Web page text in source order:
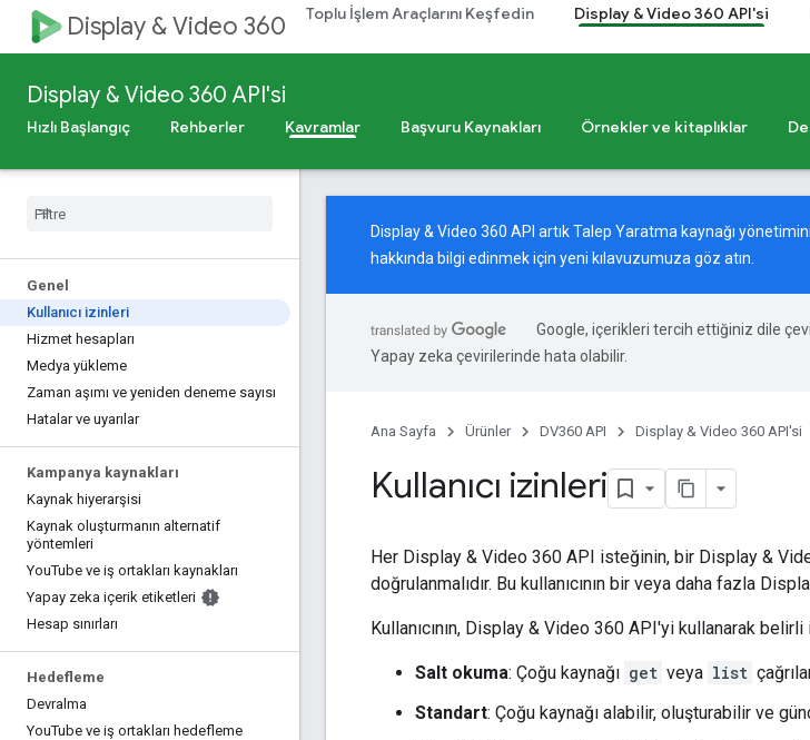
Display & Video 360 Toplu İşlem Araçlarını Keşfedin Display & Video 360 API'si
Display & Video 360 API'si
Hızlı Başlangıç Rehberler Kavramlar Başvuru Kaynakları Örnekler ve kitaplıklar
Genel
Kullanıcı izinleri
Hizmet hesapları
Medya yükleme
Zaman aşımı ve yeniden deneme sayısı
Hatalar ve uyarılar
Kampanya kaynakları
Kaynak hiyerarşisi
Kaynak oluşturmanın alternatif
yöntemleri
YouTube ve iş ortakları kaynakları
Yapay zeka içerik etiketleri
Hesap sınırları
Hedefleme
Devralma
YouTube ve iş ortakları hedefleme
Display & Video 360 API artık Talep Yaratma kaynağı
hakkında bilgi edinmek için yeni kılavuzumuza göz atın.
Google, içerikleri tercih ettiğiniz dile
Yapay zeka çevirilerinde hata olabilir.
Ana Sayfa Ürünler DV360 API Display & Video 360 API'si
Kullanıcı izinleri
Her Display & Video 360 API isteğinin, bir Display &
doğrulanmalıdır. Bu kullanıcının bir veya daha fazla
Kullanıcının, Display & Video 360 API'yi kullanarak
Salt okuma: Çoğu kaynağı get veya list
Standart: Çoğu kaynağı alabilir, oluşturabilir ve